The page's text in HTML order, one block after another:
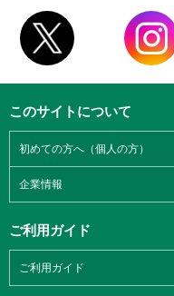
このサイトについて
初めての方へ（個人の方）
企業情報
ご利用ガイド
ご利用ガイド